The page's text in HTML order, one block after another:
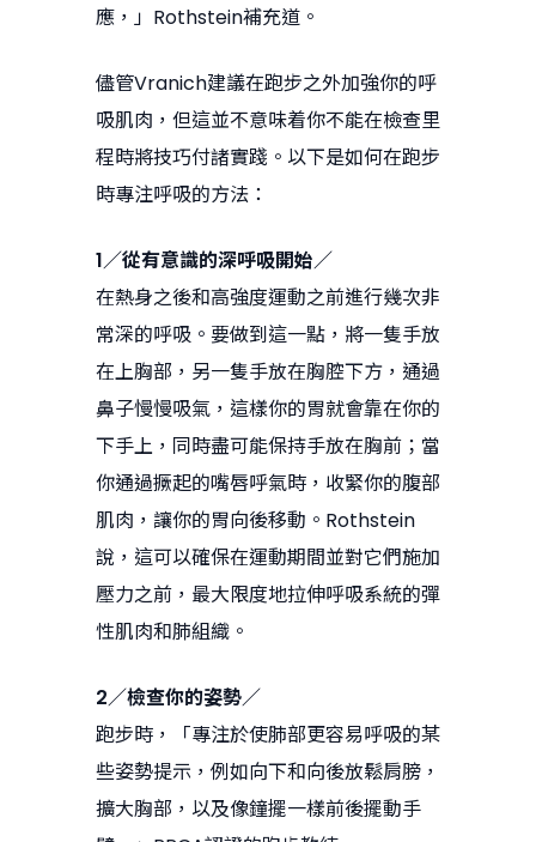
應，」Rothstein補充道。
儘管Vranich建議在跑步之外加強你的呼
吸肌肉，但這並不意味着你不能在檢查里
程時將技巧付諸實踐。以下是如何在跑步
時專注呼吸的方法：
1／從有意識的深呼吸開始／
在熱身之後和高強度運動之前進行幾次非
常深的呼吸。要做到這一點，將一隻手放
在上胸部，另一隻手放在胸腔下方，通過
鼻子慢慢吸氣，這樣你的胃就會靠在你的
下手上，同時盡可能保持手放在胸前；當
你通過撅起的嘴唇呼氣時，收緊你的腹部
肌肉，讓你的胃向後移動。Rothstein
說，這可以確保在運動期間並對它們施加
壓力之前，最大限度地拉伸呼吸系統的彈
性肌肉和肺組織。
2／檢查你的姿勢／
跑步時，「專注於使肺部更容易呼吸的某
些姿勢提示，例如向下和向後放鬆肩膀，
擴大胸部，以及像鐘擺一樣前後擺動手